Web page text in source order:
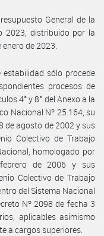
General de la
2023, distribuido por la
de 2023.
estabilidad sólo procede
procesos de
4° y 8° del Anexo a la
Nacional Nº 25.164, su
de agosto de 2002 y sus
Colectivo de Trabajo
homologado por
de 2006 y sus
Colectivo de Trabajo
del Sistema Nacional
Nº 2098 de fecha 3
aplicables asimismo
a cargos superiores.